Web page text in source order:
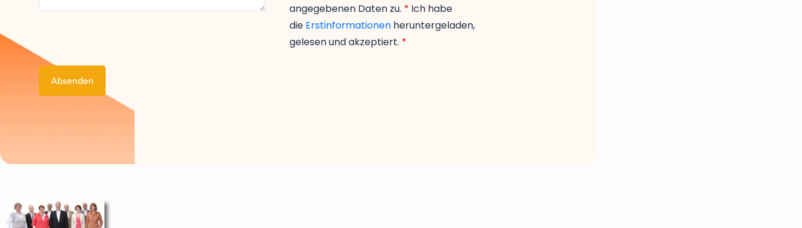
angegebenen Daten zu. * Ich habe
die Erstinformationenheruntergeladen,
gelesen und akzeptiert. *